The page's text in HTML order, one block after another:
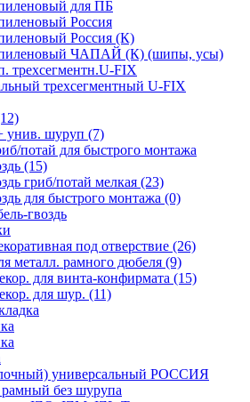
для ПБ
Россия
Россия (К)
ЧАПАЙ (К) (шипы, усы)
трехсегментн.U-FIX
трехсегментный U-FIX
унив. шуруп (7)
потай для быстрого монтажа
(15)
гриб/потай мелкая (23)
для быстрого монтажа (0)
гвоздь
под отверствие (26)
металл. рамного дюбеля (9)
для винта-конфирмата (15)
для шур. (11)
универсальный РОССИЯ
без шурупа